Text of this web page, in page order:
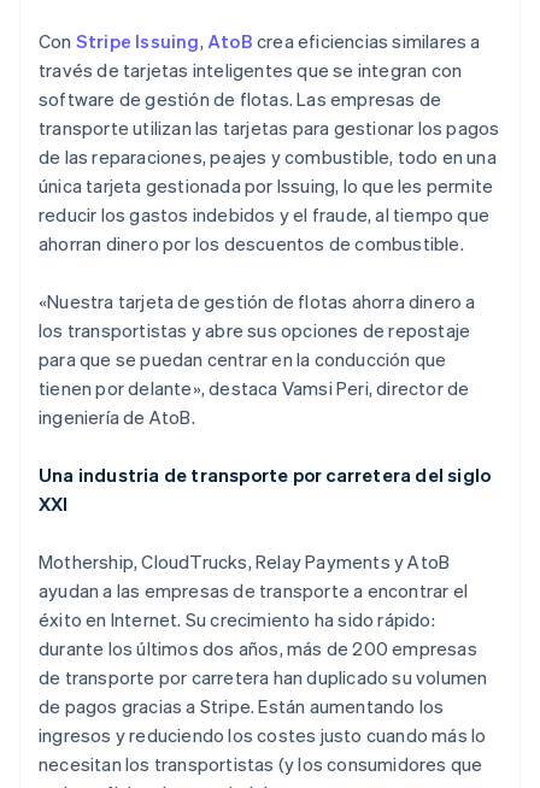
Con Stripe Issuing,AtoB crea eficiencias similares a
través de tarjetas inteligentes que se integran con
software de gestión de flotas. Las empresas de
transporte utilizan las tarjetas para gestionar los pagos
de las reparaciones, peajes y combustible, todo en una
única tarjeta gestionada por Issuing, lo que les permite
reducir los gastos indebidos y el fraude, al tiempo que
ahorran dinero por los descuentos de combustible.
«Nuestra tarjeta de gestión de flotas ahorra dinero a
los transportistas y abre sus opciones de repostaje
para que se puedan centrar en la conducción que
tienen por delante», destaca Vamsi Peri, director de
ingeniería de AtoB.
Una industria de transporte por carretera del siglo
XXI
Mothership, CloudTrucks, Relay Payments y AtoB
ayudan a las empresas de transporte a encontrar el
éxito en Internet. Su crecimiento ha sido rápido:
durante los últimos dos años, más de 200 empresas
de transporte por carretera han duplicado su volumen
de pagos gracias a Stripe. Están aumentando los
ingresos y reduciendo los costes justo cuando más lo
necesitan los transportistas (y los consumidores que
Alemania
DeutschEnglish
Australia
English
DeutschEnglish
PortuguêsEnglish
Bulgaria
English
Canadá
EnglishFrançais
China continental
简体中文English
Chipre
English
Croacia